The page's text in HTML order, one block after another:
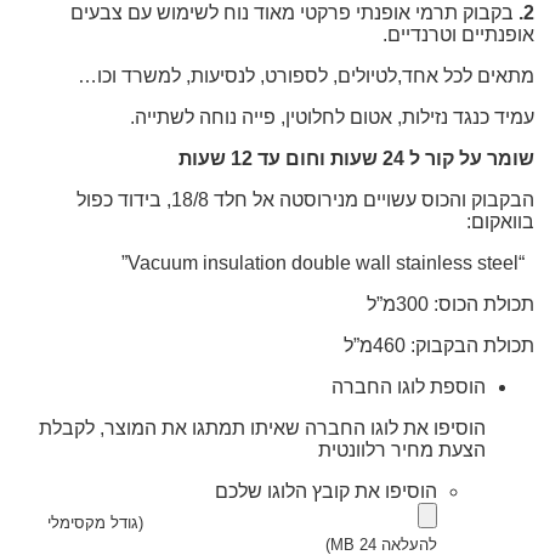
2. בקבוק תרמי אופנתי פרקטי מאוד נוח לשימוש עם צבעים
אופנתיים וטרנדיים.
מתאים לכל אחד,לטיולים, לספורט, לנסיעות, למשרד וכו…
עמיד כנגד נזילות, אטום לחלוטין, פייה נוחה לשתייה.
שומר על קור ל 24 שעות וחום עד 12 שעות
הבקבוק והכוס עשויים מנירוסטה אל חלד 18/8, בידוד כפול
בוואקום:
“Vacuum insulation double wall stainless steel”
תכולת הכוס: 300מ”ל
תכולת הבקבוק: 460מ”ל
הוספת לוגו החברה
הוסיפו את לוגו החברה שאיתו תמתגו את המוצר, לקבלת
הצעת מחיר רלוונטית
הוסיפו את קובץ הלוגו שלכם
(גודל מקסימלי
להעלאה 24 MB)